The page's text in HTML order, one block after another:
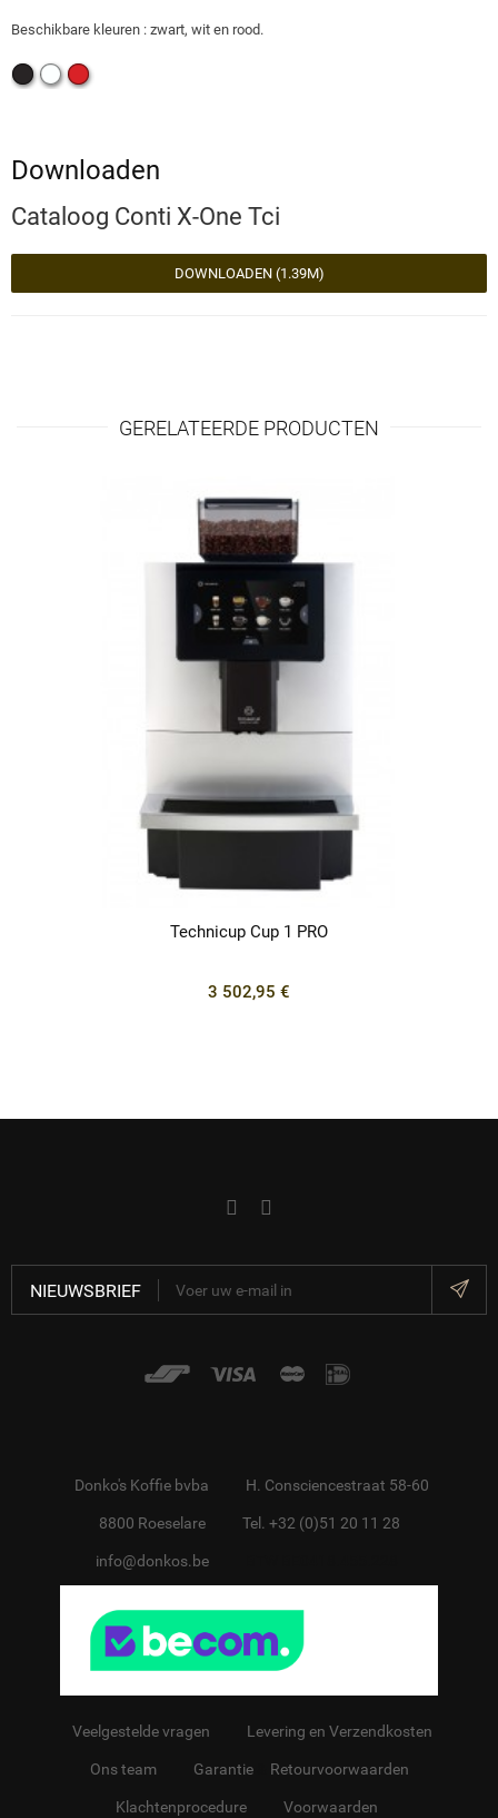
Beschikbare kleuren : zwart, wit en rood.
Downloaden
Cataloog Conti X-One Tci
DOWNLOADEN (1.39M)
GERELATEERDE PRODUCTEN
Technicup Cup 1 PRO
3 502,95 €
NIEUWSBRIEF
Donko's Koffie bvba H. Consciencestraat 58-60
8800 Roeselare Tel. +32 (0)51 20 11 28
info@donkos.be
Veelgestelde vragen Levering en Verzendkosten
Ons team Garantie& Retourvoorwaarden
Klachtenprocedure Voorwaarden